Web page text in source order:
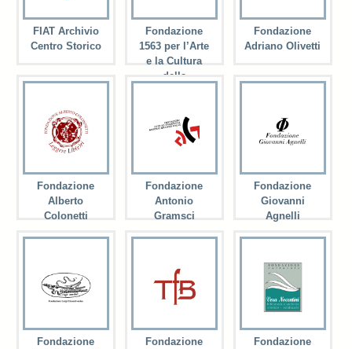
FIAT Archivio
Centro Storico
Fondazione
1563 per l’Arte
e la Cultura
della
Fondazione
Adriano Olivetti
Fondazione
Alberto
Colonetti
Fondazione
Antonio
Gramsci
Fondazione
Giovanni
Agnelli
Fondazione
Fondazione
Fondazione